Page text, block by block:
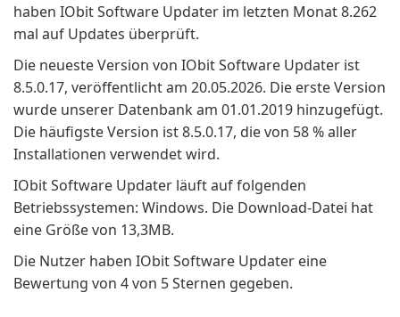
haben IObit Software Updater im letzten Monat 8.262
mal auf Updates überprüft.
Die neueste Version von IObit Software Updater ist
8.5.0.17, veröffentlicht am 20.05.2026. Die erste Version
wurde unserer Datenbank am 01.01.2019 hinzugefügt.
Die häufigste Version ist 8.5.0.17, die von 58 % aller
Installationen verwendet wird.
IObit Software Updater läuft auf folgenden
Betriebssystemen: Windows. Die Download-Datei hat
eine Größe von 13,3MB.
Die Nutzer haben IObit Software Updater eine
Bewertung von 4 von 5 Sternen gegeben.